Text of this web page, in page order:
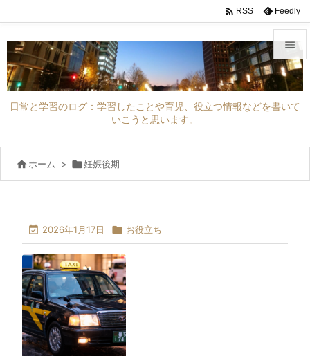


メニュ



 RSS Feedly
日常と学習のログ：学習したことや育児、役立つ情報などを書いて
いこうと思います。
ホーム > 妊娠後期
 2026年1月17日  お役立ち